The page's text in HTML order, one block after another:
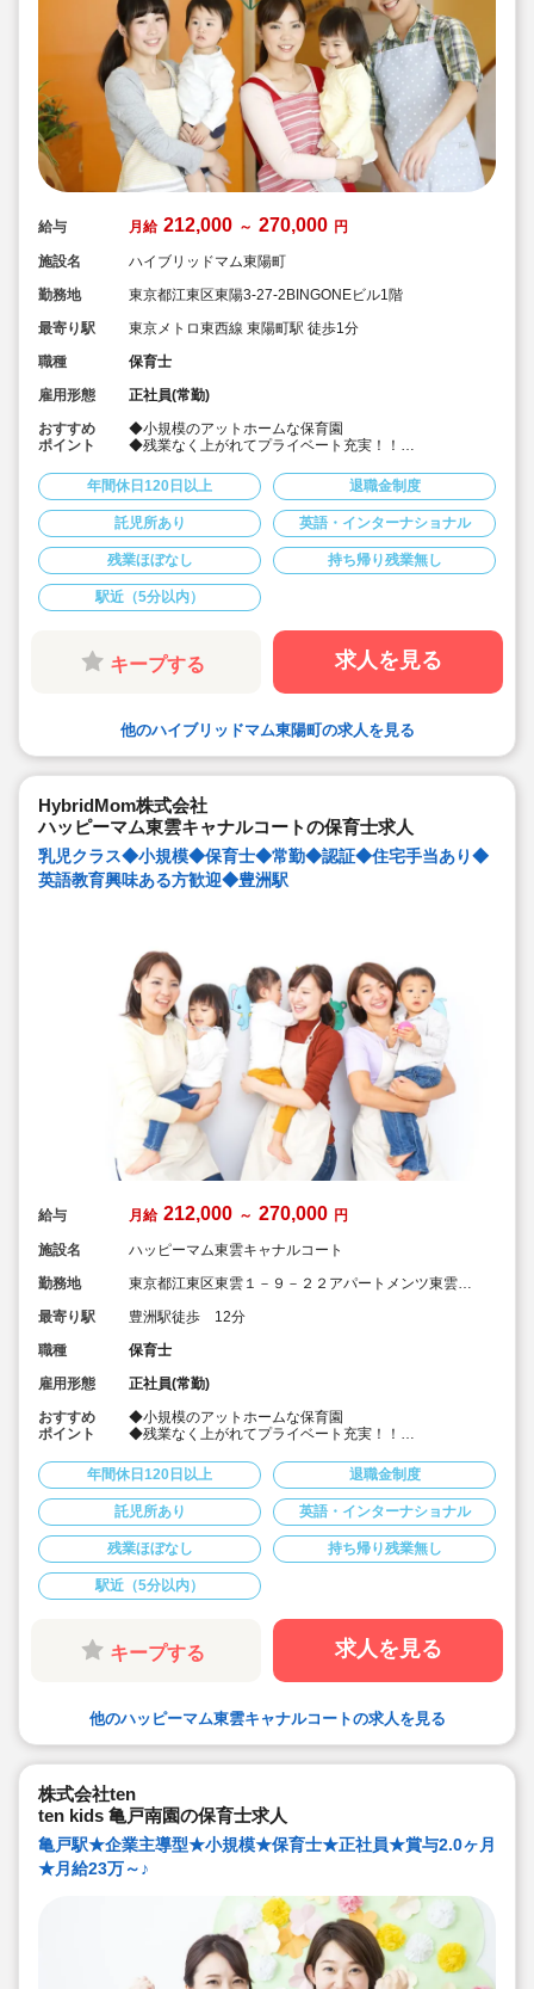
給与 月給 212,000 ～ 270,000 円
施設名
ハイブリッドマム東陽町
勤務地
東京都江東区東陽3-27-2BINGONEビル1階
最寄り駅
東京メトロ東西線 東陽町駅 徒歩1分
職種
保育士
雇用形態
正社員(常勤)
おすすめ
ポイント
◆小規模のアットホームな保育園
◆残業なく上がれてプライベート充実！！
も大丈夫です）
◆小規模ながら０才～１才児にも外国語の先生による英
語クラスや体操教室など実施
◆コミュニケーションを大切にしており「物事はみんな
で相談しながら進める」を基本姿勢としています。
◆風とおし良く年齢に関係なく意見の言いやすい職場環
境です。
◆残業時間が少なく、持ち帰り業務もありません！
◆年間休日123日でお休みも多めです。
◆残業もほとんどありません。
◆時短勤務・育児休暇などの制度も利用しやすく、ライ
フスタイルが変化しても長く続けていける環境です。
◆新入社員にも丁寧に指導して頂けます。研修制度もキ
ャリア毎に充実。保育力とマネジメント力を段階ごとに
◆外国人スタッフによる英会話教育、リトミック講師を
年間休日120日以上 退職金制度
託児所あり 英語・インターナショナル
残業ほぼなし 持ち帰り残業無し
駅近（5分以内）
キープする 求人を見る
他のハイブリッドマム東陽町の求人を見る
HybridMom株式会社
ハッピーマム東雲キャナルコートの保育士求人
乳児クラス◆小規模◆保育士◆常勤◆認証◆住宅手当あり◆
英語教育興味ある方歓迎◆豊洲駅
給与 月給 212,000 ～ 270,000 円
施設名
ハッピーマム東雲キャナルコート
勤務地
東京都江東区東雲１－９－２２アパートメンツ東雲キ
最寄り駅
豊洲駅徒歩 12分
職種
保育士
雇用形態
正社員(常勤)
おすすめ
ポイント
◆小規模のアットホームな保育園
◆残業なく上がれてプライベート充実！！
も大丈夫です）
◆小規模ながら０才～１才児にも外国語の先生による英
語クラスや体操教室など実施
◆コミュニケーションを大切にしており「物事はみんな
で相談しながら進める」を基本姿勢としています。
◆風とおし良く年齢に関係なく意見の言いやすい職場環
境です。
◆残業時間が少なく、持ち帰り業務もありません！
◆年間休日123日でお休みも多めです。
◆残業もほとんどありません。
◆時短勤務・育児休暇などの制度も利用しやすく、ライ
フスタイルが変化しても長く続けていける環境です。
◆新入社員にも丁寧に指導して頂けます。研修制度もキ
ャリア毎に充実。保育力とマネジメント力を段階ごとに
◆外国人スタッフによる英会話教育、リトミック講師を
年間休日120日以上 退職金制度
託児所あり 英語・インターナショナル
残業ほぼなし 持ち帰り残業無し
駅近（5分以内）
キープする 求人を見る
他のハッピーマム東雲キャナルコートの求人を見る
株式会社ten
ten kids 亀戸南園の保育士求人
亀戸駅★企業主導型★小規模★保育士★正社員★賞与2.0ヶ月
★月給23万～♪